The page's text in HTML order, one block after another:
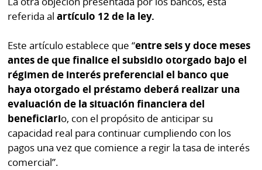
referida alartículo 12 de la ley.
Este artículo establece que “entre seis y doce meses
antes de que finalice el subsidio otorgado bajo el
régimen de interés preferencial el banco que
haya otorgado el préstamo deberá realizar una
evaluación de la situación financiera del
beneficiario, con el propósito de anticipar su
capacidad real para continuar cumpliendo con los
pagos una vez que comience a regir la tasa de interés
comercial”.